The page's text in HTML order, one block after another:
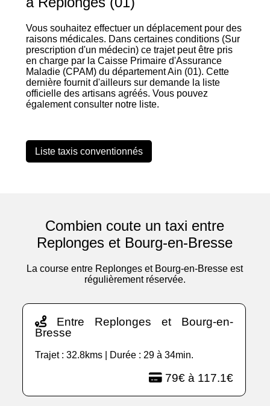
Vous souhaitez effectuer un déplacement pour des
raisons médicales. Dans certaines conditions (Sur
prescription d'un médecin) ce trajet peut être pris
en charge par la Caisse Primaire d'Assurance
Maladie (CPAM) du département Ain (01). Cette
dernière fournit d'ailleurs sur demande la liste
officielle des artisans agréés. Vous pouvez
également consulter notre liste.
Liste taxis conventionnés
Combien coute un taxi entre
Replonges et Bourg-en-Bresse
La course entre Replonges et Bourg-en-Bresse est
régulièrement réservée.
Entre Replonges et Bourg-en-
Bresse
Trajet : 32.8kms | Durée : 29 à 34min.
79€ à 117.1€